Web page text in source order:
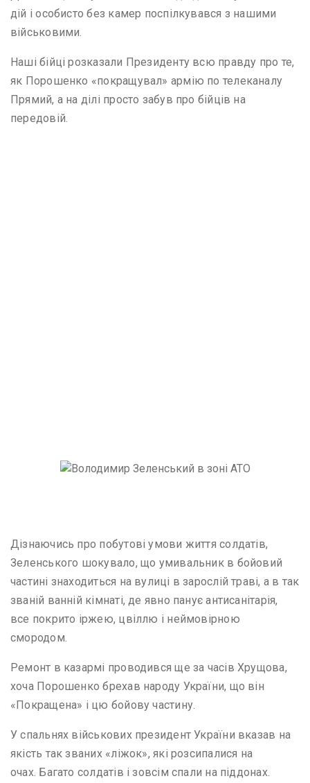
дій і особисто без камер поспілкувався з нашими
військовими.
Наші бійці розказали Президенту всю правду про те,
як Порошенко «покращувал» армію по телеканалу
Прямий, а на ділі просто забув про бійців на
передовій.
Дізнаючись про побутові умови життя солдатів,
Зеленського шокувало, що умивальник в бойовий
частині знаходиться на вулиці в зарослій траві, а в так
званій ванній кімнаті, де явно панує антисанітарія,
все покрито іржею, цвіллю і неймовірною
смородом.
Ремонт в казармі проводився ще за часів Хрущова,
хоча Порошенко брехав народу України, що він
«Покращена» і цю бойову частину.
У спальнях військових президент України вказав на
якість так званих «ліжок», які розсипалися на
очах. Багато солдатів і зовсім спали на піддонах.